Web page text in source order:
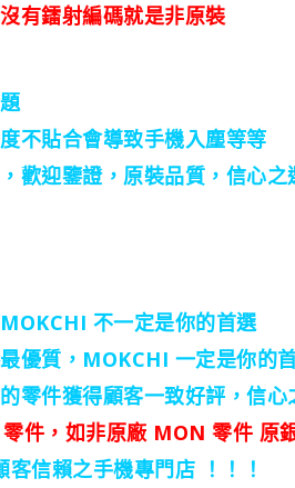
有鐳射編碼就是非原裝
不貼合會導致手機入塵等等
歡迎鑒證，原裝品質，信心之
不一定是你的首選
優質，MOKCHI 一定是你的
零件獲得顧客一致好評，信心
件，如非原廠 MON 零件 原
信賴之手機專門店 ！！！